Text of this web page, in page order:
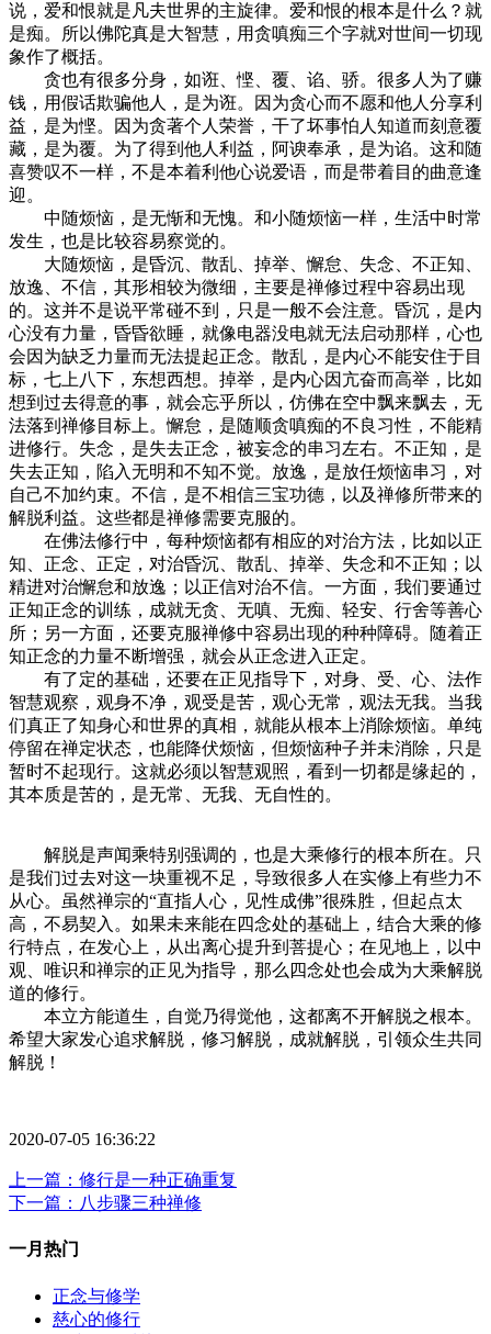
说，爱和恨就是凡夫世界的主旋律。爱和恨的根本是什么？就
是痴。所以佛陀真是大智慧，用贪嗔痴三个字就对世间一切现
象作了概括。
贪也有很多分身，如诳、悭、覆、谄、骄。很多人为了赚
钱，用假话欺骗他人，是为诳。因为贪心而不愿和他人分享利
益，是为悭。因为贪著个人荣誉，干了坏事怕人知道而刻意覆
藏，是为覆。为了得到他人利益，阿谀奉承，是为谄。这和随
喜赞叹不一样，不是本着利他心说爱语，而是带着目的曲意逢
迎。
中随烦恼，是无惭和无愧。和小随烦恼一样，生活中时常
发生，也是比较容易察觉的。
大随烦恼，是昏沉、散乱、掉举、懈怠、失念、不正知、
放逸、不信，其形相较为微细，主要是禅修过程中容易出现
的。这并不是说平常碰不到，只是一般不会注意。昏沉，是内
心没有力量，昏昏欲睡，就像电器没电就无法启动那样，心也
会因为缺乏力量而无法提起正念。散乱，是内心不能安住于目
标，七上八下，东想西想。掉举，是内心因亢奋而高举，比如
想到过去得意的事，就会忘乎所以，仿佛在空中飘来飘去，无
法落到禅修目标上。懈怠，是随顺贪嗔痴的不良习性，不能精
进修行。失念，是失去正念，被妄念的串习左右。不正知，是
失去正知，陷入无明和不知不觉。放逸，是放任烦恼串习，对
自己不加约束。不信，是不相信三宝功德，以及禅修所带来的
解脱利益。这些都是禅修需要克服的。
在佛法修行中，每种烦恼都有相应的对治方法，比如以正
知、正念、正定，对治昏沉、散乱、掉举、失念和不正知；以
精进对治懈怠和放逸；以正信对治不信。一方面，我们要通过
正知正念的训练，成就无贪、无嗔、无痴、轻安、行舍等善心
所；另一方面，还要克服禅修中容易出现的种种障碍。随着正
知正念的力量不断增强，就会从正念进入正定。
有了定的基础，还要在正见指导下，对身、受、心、法作
智慧观察，观身不净，观受是苦，观心无常，观法无我。当我
们真正了知身心和世界的真相，就能从根本上消除烦恼。单纯
停留在禅定状态，也能降伏烦恼，但烦恼种子并未消除，只是
暂时不起现行。这就必须以智慧观照，看到一切都是缘起的，
其本质是苦的，是无常、无我、无自性的。
解脱是声闻乘特别强调的，也是大乘修行的根本所在。只
是我们过去对这一块重视不足，导致很多人在实修上有些力不
从心。虽然禅宗的“直指人心，见性成佛”很殊胜，但起点太
高，不易契入。如果未来能在四念处的基础上，结合大乘的修
行特点，在发心上，从出离心提升到菩提心；在见地上，以中
观、唯识和禅宗的正见为指导，那么四念处也会成为大乘解脱
道的修行。
本立方能道生，自觉乃得觉他，这都离不开解脱之根本。
希望大家发心追求解脱，修习解脱，成就解脱，引领众生共同
解脱！
2020-07-05 16:36:22
上一篇：修行是一种正确重复
下一篇：八步骤三种禅修
一月热门
正念与修学
慈心的修行